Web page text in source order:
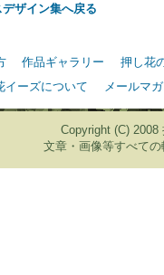
ザイン集へ戻る
作品ギャラリー
押し花
イーズについて メールマ
Copyright (C)
文章・画像等すべて